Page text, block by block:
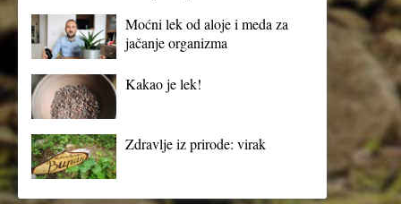
Moćni lek od aloje i meda za
jačanje organizma
Kakao je lek!
Zdravlje iz prirode: virak